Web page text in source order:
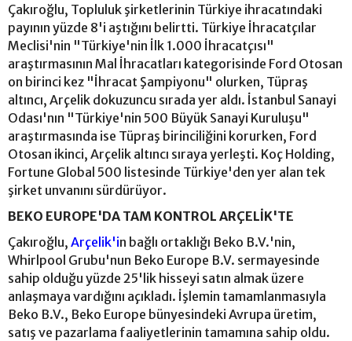
Çakıroğlu, Topluluk şirketlerinin Türkiye ihracatındaki
payının yüzde 8'i aştığını belirtti. Türkiye İhracatçılar
Meclisi'nin "Türkiye'nin İlk 1.000 İhracatçısı"
araştırmasının Mal İhracatları kategorisinde Ford Otosan
on birinci kez "İhracat Şampiyonu" olurken, Tüpraş
altıncı, Arçelik dokuzuncu sırada yer aldı. İstanbul Sanayi
Odası'nın "Türkiye'nin 500 Büyük Sanayi Kuruluşu"
araştırmasında ise Tüpraş birinciliğini korurken, Ford
Otosan ikinci, Arçelik altıncı sıraya yerleşti. Koç Holding,
Fortune Global 500 listesinde Türkiye'den yer alan tek
şirket unvanını sürdürüyor.
BEKO EUROPE'DA TAM KONTROL ARÇELİK'TE
Çakıroğlu, Arçelik'in bağlı ortaklığı Beko B.V.'nin,
Whirlpool Grubu'nun Beko Europe B.V. sermayesinde
sahip olduğu yüzde 25'lik hisseyi satın almak üzere
anlaşmaya vardığını açıkladı. İşlemin tamamlanmasıyla
Beko B.V., Beko Europe bünyesindeki Avrupa üretim,
satış ve pazarlama faaliyetlerinin tamamına sahip oldu.